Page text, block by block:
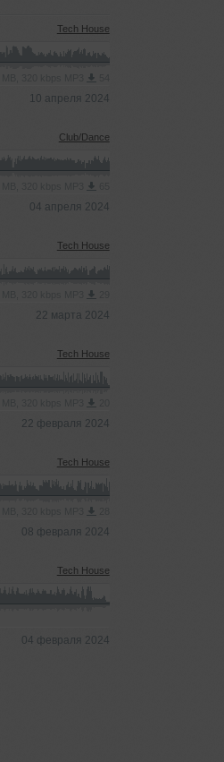
Tech House
10 апреля 2024
Club/Dance
04 апреля 2024
Tech House
22 марта 2024
Tech House
22 февраля 2024
Tech House
08 февраля 2024
Tech House
04 февраля 2024